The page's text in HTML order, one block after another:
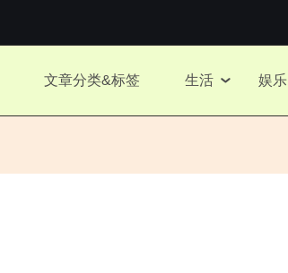
文章分类&标签 生活 娱乐